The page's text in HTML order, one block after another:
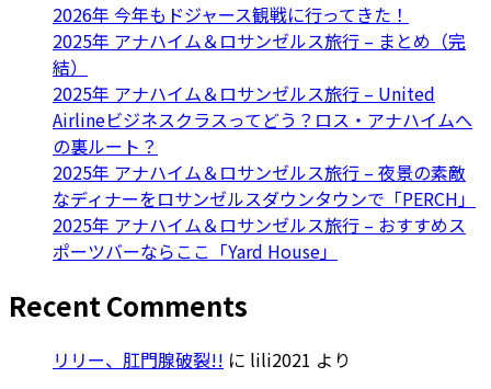
2026年 今年もドジャース観戦に行ってきた！
2025年 アナハイム＆ロサンゼルス旅行 – まとめ（完
結）
2025年 アナハイム＆ロサンゼルス旅行 – United
Airlineビジネスクラスってどう？ロス・アナハイムへ
の裏ルート？
2025年 アナハイム＆ロサンゼルス旅行 – 夜景の素敵
なディナーをロサンゼルスダウンタウンで「PERCH」
2025年 アナハイム＆ロサンゼルス旅行 – おすすめス
ポーツバーならここ「Yard House」
Recent Comments
リリー、肛門腺破裂!! に lili2021 より